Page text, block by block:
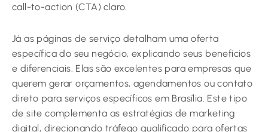
call-to-action (CTA) claro.
Já as páginas de serviço detalham uma oferta
específica do seu negócio, explicando seus benefícios
e diferenciais. Elas são excelentes para empresas que
querem gerar orçamentos, agendamentos ou contato
direto para serviços específicos em Brasília. Este tipo
de site complementa as estratégias de marketing
digital, direcionando tráfego qualificado para ofertas